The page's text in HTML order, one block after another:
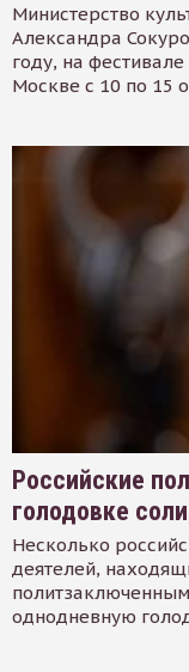
Министерство
Александра
году, на
Москве с 10 по 15
Российские
голодовке
Несколько
деятелей,
однодневную